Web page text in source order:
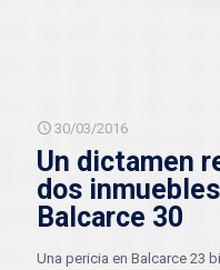
30/03/2016
Un dictamen
dos
Balcarce 30
Una pericia en Balcarce 23